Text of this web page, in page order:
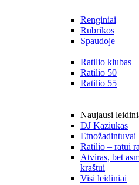
Renginiai
Rubrikos
Spaudoje
Ratilio klubas
Ratilio 50
Ratilio 55
Naujausi
DJ Kaziukas
Etnožadintuvai
Ratilio – ratui
Atviras, bet
kraštui
Visi leidiniai